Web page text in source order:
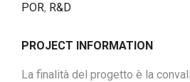
POR, R&D
PROJECT INFORMATION
La finalità del progetto è la